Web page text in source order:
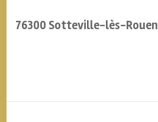
76300 Sotteville-lès-Rouen